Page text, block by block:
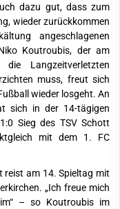
dazu gut, dass zum
wieder zurückkommen
angeschlagenen
Koutroubis, der am
Langzeitverletzten
muss, freut sich
wieder losgeht. An
sich in der 14-tägigen
Sieg des TSV Schott
mit dem 1. FC
reist am 14. Spieltag mit
„Ich freue mich
– so Koutroubis im